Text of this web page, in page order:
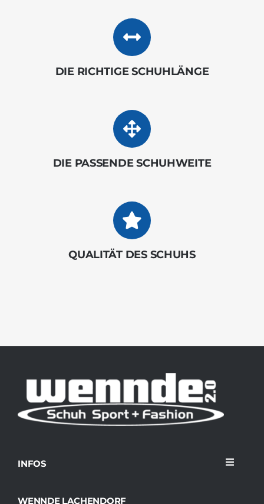
DIE RICHTIGE SCHUHLÄNGE
DIE PASSENDE SCHUHWEITE
QUALITÄT DES SCHUHS
INFOS
Toggle
WENNDE LACHENDORF